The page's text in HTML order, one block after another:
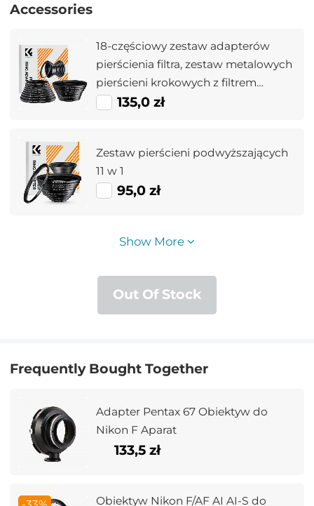
Accessories
18-częściowy zestaw adapterów
pierścienia filtra, zestaw metalowych
pierścieni krokowych z filtrem
obiektywu aparatu (zawiera 9 szt.
obniżających)
135,0 zł
Zestaw pierścieni podwyższających
11 w 1
95,0 zł
Show More
Out Of Stock
Frequently Bought Together
Adapter Pentax 67 Obiektyw do
Nikon F Aparat
133,5 zł
Obiektyw Nikon F/AF AI AI-S do